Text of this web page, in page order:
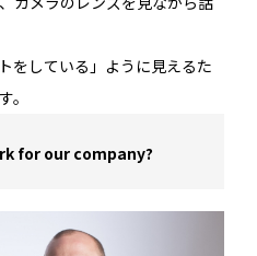
をしている」ように見えるた
。
for our company?